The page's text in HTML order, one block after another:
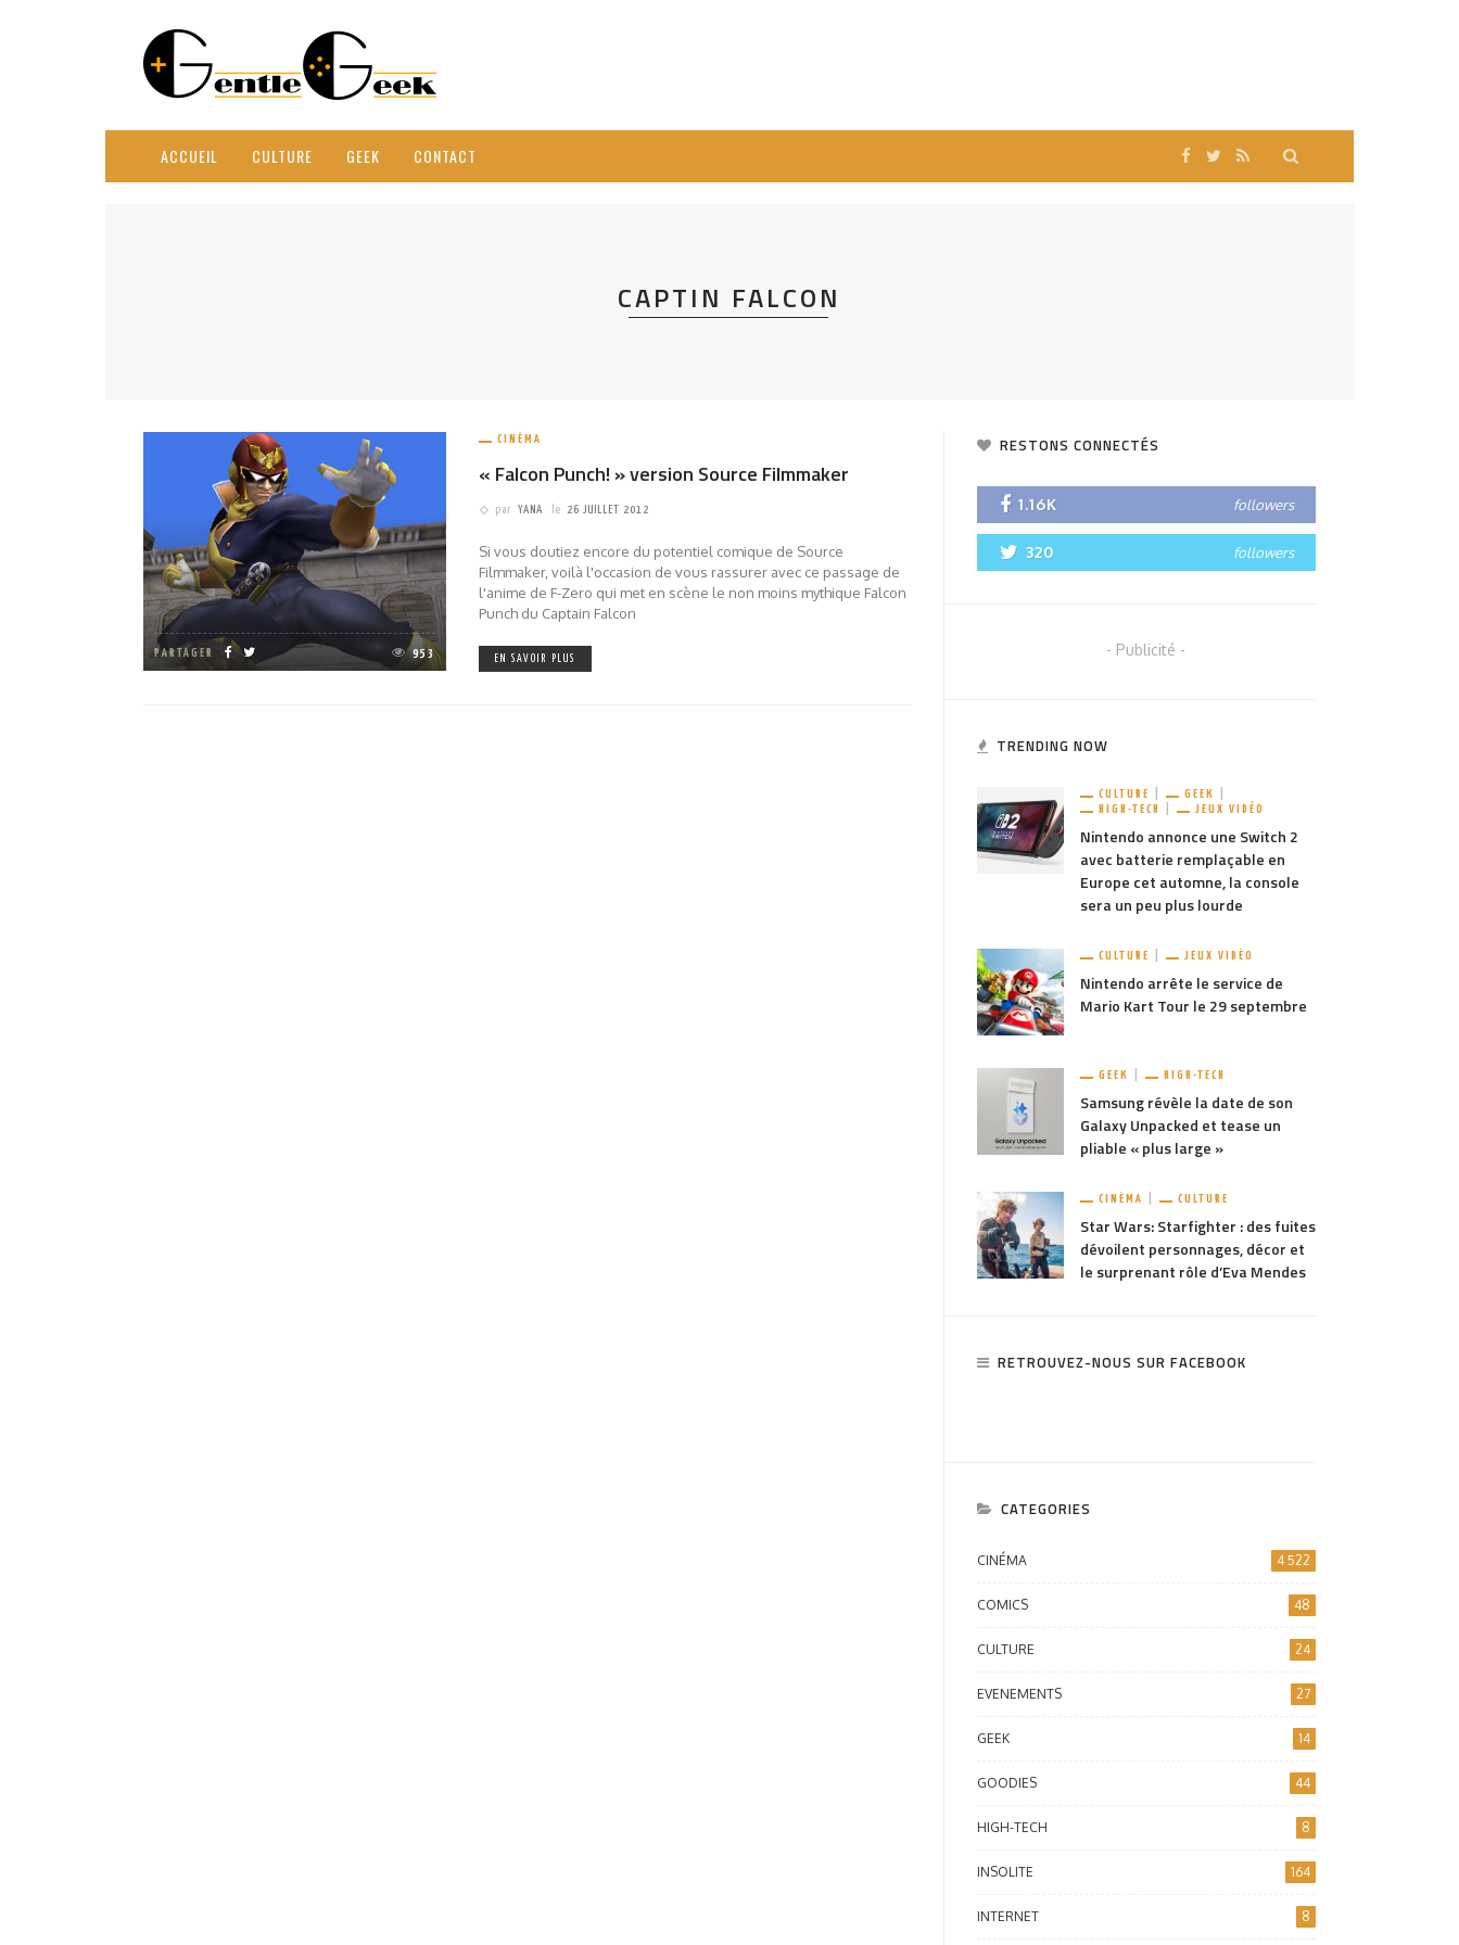
ACCUEIL CULTURE GEEK CONTACT
CAPTIN FALCON
PARTAGER 953
CINÉMA
« Falcon Punch! » version Source Filmmaker
par YANA le 26 JUILLET 2012
Si vous doutiez encore du potentiel comique de Source
Filmmaker, voilà l'occasion de vous rassurer avec ce passage de
l'anime de F-Zero qui met en scène le non moins mythique Falcon
Punch du Captain Falcon
EN SAVOIR PLUS
RESTONS CONNECTÉS
1.16K followers
320 followers
- Publicité -
TRENDING NOW
CULTURE
GEEK
HIGH-TECH
JEUX VIDÉO
Nintendo annonce une Switch 2
avec batterie remplaçable en
Europe cet automne, la console
sera un peu plus lourde
CULTURE JEUX VIDÉO
Nintendo arrête le service de
Mario Kart Tour le 29 septembre
GEEK HIGH-TECH
Samsung révèle la date de son
Galaxy Unpacked et tease un
pliable « plus large »
CINÉMA CULTURE
Star Wars: Starfighter : des fuites
dévoilent personnages, décor et
le surprenant rôle d’Eva Mendes
RETROUVEZ-NOUS SUR FACEBOOK
CATEGORIES
CINÉMA 4 522
COMICS 48
CULTURE 24
EVENEMENTS 27
GEEK 14
GOODIES 44
HIGH-TECH 8
INSOLITE 164
INTERNET 8